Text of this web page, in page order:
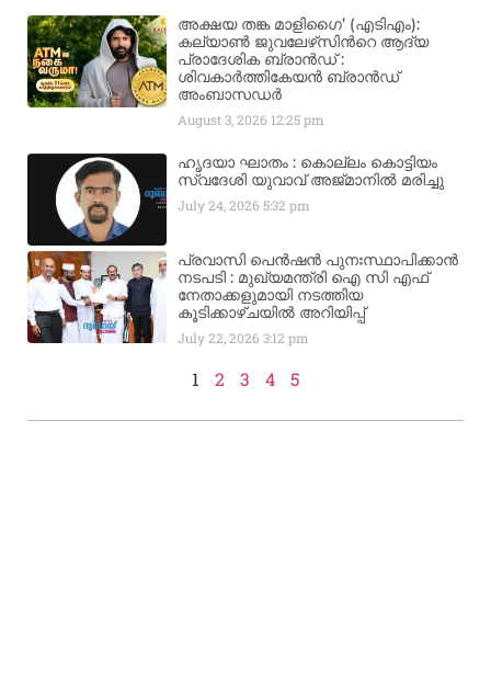
അക്ഷയ തങ്ക മാളിഗൈ’ (എടിഎം):
കല്യാണ്‍ ജുവലേഴ്‌സിന്‍റെ ആദ്യ
പ്രാദേശിക ബ്രാന്‍ഡ് :
ശിവകാര്‍ത്തികേയന്‍ ബ്രാന്‍ഡ്
അംബാസഡര്‍
August 3, 2026 12:25 pm
ഹൃദയാ ഘാതം : കൊല്ലം കൊട്ടിയം
സ്വദേശി യുവാവ് അജ്മാനിൽ മരിച്ചു
July 24, 20265:32 pm
പ്രവാസി പെൻഷൻ പുനഃസ്ഥാപിക്കാൻ
നടപടി : മുഖ്യമന്ത്രി ഐ സി എഫ്
നേതാക്കളുമായി നടത്തിയ
കൂടിക്കാഴ്ചയിൽ അറിയിപ്പ്
July 22, 20263:12 pm
1 2 3 4 5